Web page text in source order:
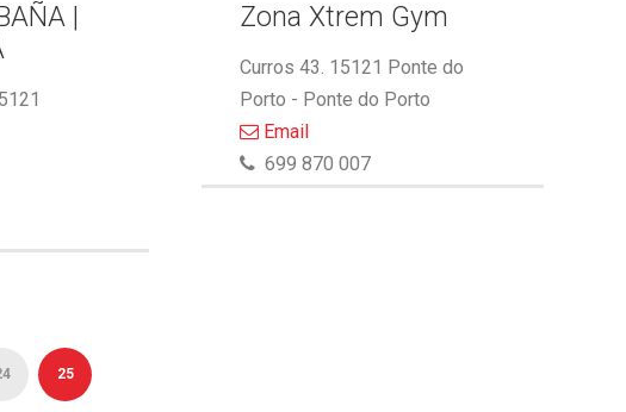
|
Zona Xtrem Gym
Curros 43. 15121 Ponte do
Porto - Ponte do Porto
Email
699 870 007
25